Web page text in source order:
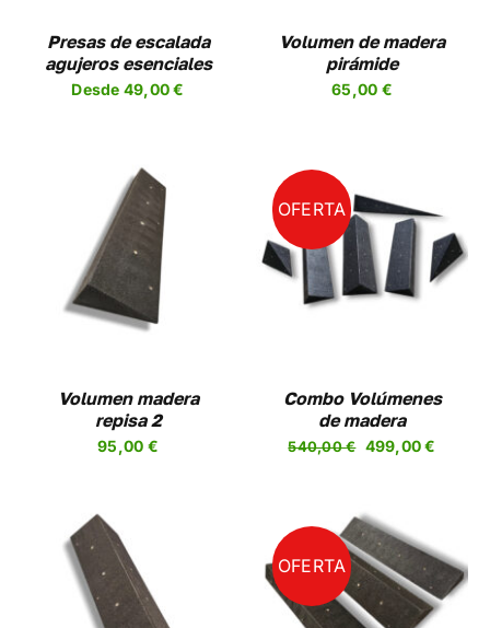
Presas de escalada
agujeros esenciales
Desde 49,00€
Volumen de madera
pirámide
65,00 €
Volumen madera
repisa 2
95,00 €
OFERTA
AÑADIR AL CARRITO
DETALLES
Combo Volúmenes
de madera
540,00€ El
era:
540,00 €.
499,00€
OFERTA
AÑADIR AL CARRITO
DETALLES